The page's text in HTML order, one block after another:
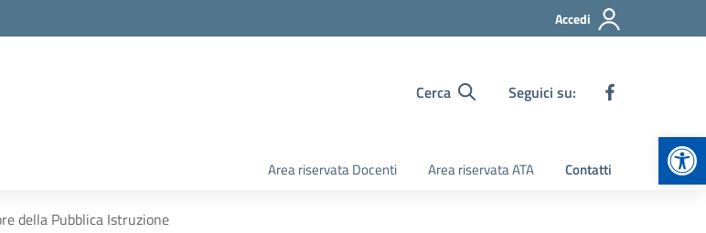
Accedi
Cerca Seguici su:
Area riservata Docenti Area riservata ATA Contatti
della Pubblica Istruzione